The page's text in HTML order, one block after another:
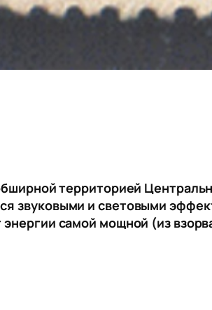
территорией
звуковыми и световыми
самой мощной (из